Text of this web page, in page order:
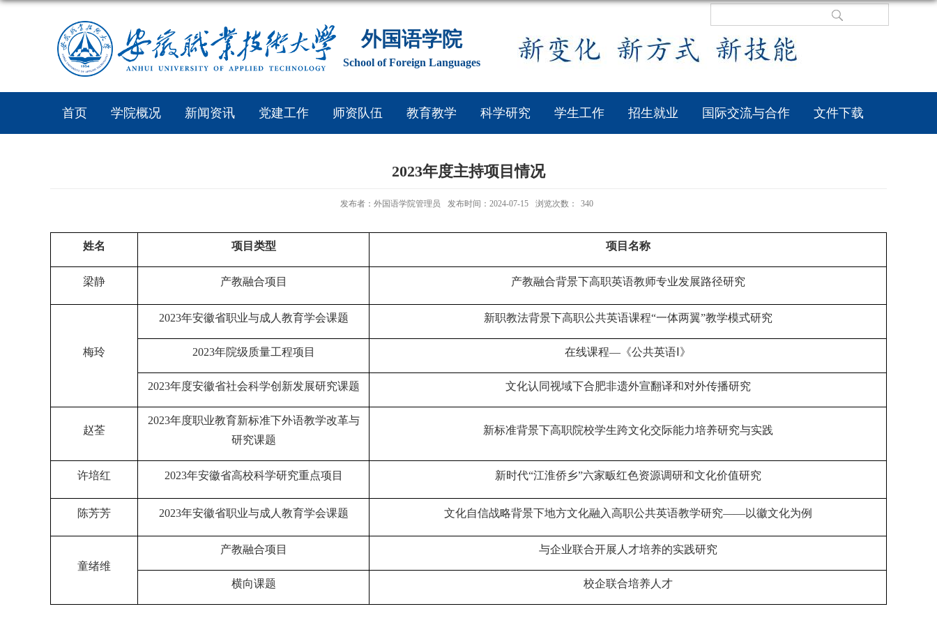
外国语学院
School of Foreign Languages
首页 学院概况 新闻资讯 党建工作 师资队伍 教育教学 科学研究 学生工作 招生就业 国际交流与合作 文件下载
2023年度主持项目情况
发布者：外国语学院管理员 发布时间：2024-07-15 浏览次数： 340
姓名 项目类型 项目名称
梁静 产教融合项目 产教融合背景下高职英语教师专业发展路径研究
梅玲
2023年安徽省职业与成人教育学会课题 新职教法背景下高职公共英语课程“一体两翼”教学模式研究
2023年院级质量工程项目 在线课程—《公共英语Ⅰ》
2023年度安徽省社会科学创新发展研究课题 文化认同视域下合肥非遗外宣翻译和对外传播研究
赵荃
2023年度职业教育新标准下外语教学改革与
研究课题
新标准背景下高职院校学生跨文化交际能力培养研究与实践
许培红 2023年安徽省高校科学研究重点项目 新时代“江淮侨乡”六家畈红色资源调研和文化价值研究
陈芳芳 2023年安徽省职业与成人教育学会课题 文化自信战略背景下地方文化融入高职公共英语教学研究——以徽文化为例
童绪维
产教融合项目 与企业联合开展人才培养的实践研究
横向课题 校企联合培养人才